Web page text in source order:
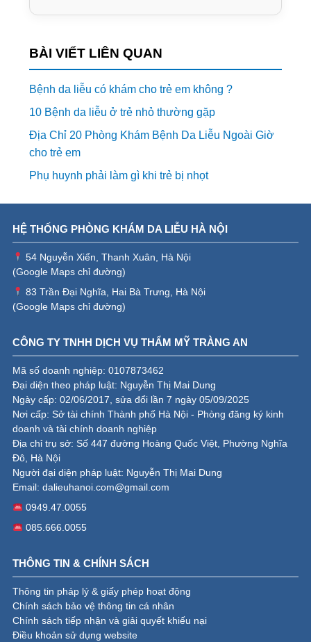
BÀI VIẾT LIÊN QUAN
Bệnh da liễu có khám cho trẻ em không ?
10 Bệnh da liễu ở trẻ nhỏ thường gặp
Địa Chỉ 20 Phòng Khám Bệnh Da Liễu Ngoài Giờ
cho trẻ em
Phụ huynh phải làm gì khi trẻ bị nhọt
HỆ THỐNG PHÒNG KHÁM DA LIỄU HÀ NỘI
54 Nguyễn Xiển, Thanh Xuân, Hà Nội
(Google Maps chỉ đường)
83 Trần Đại Nghĩa, Hai Bà Trưng, Hà Nội
(Google Maps chỉ đường)
CÔNG TY TNHH DỊCH VỤ THẨM MỸ TRÀNG AN
Mã số doanh nghiệp: 0107873462
Đại diện theo pháp luật: Nguyễn Thị Mai Dung
Ngày cấp: 02/06/2017, sửa đổi lần 7 ngày 05/09/2025
Nơi cấp: Sở tài chính Thành phố Hà Nội - Phòng đăng ký kinh
doanh và tài chính doanh nghiệp
Địa chỉ trụ sở: Số 447 đường Hoàng Quốc Việt, Phường Nghĩa
Đô, Hà Nội
Người đại diện pháp luật: Nguyễn Thị Mai Dung
Email: dalieuhanoi.com@gmail.com
0949.47.0055
085.666.0055
THÔNG TIN & CHÍNH SÁCH
Thông tin pháp lý & giấy phép hoạt động
Chính sách bảo vệ thông tin cá nhân
Chính sách tiếp nhận và giải quyết khiếu nại
Điều khoản sử dụng website